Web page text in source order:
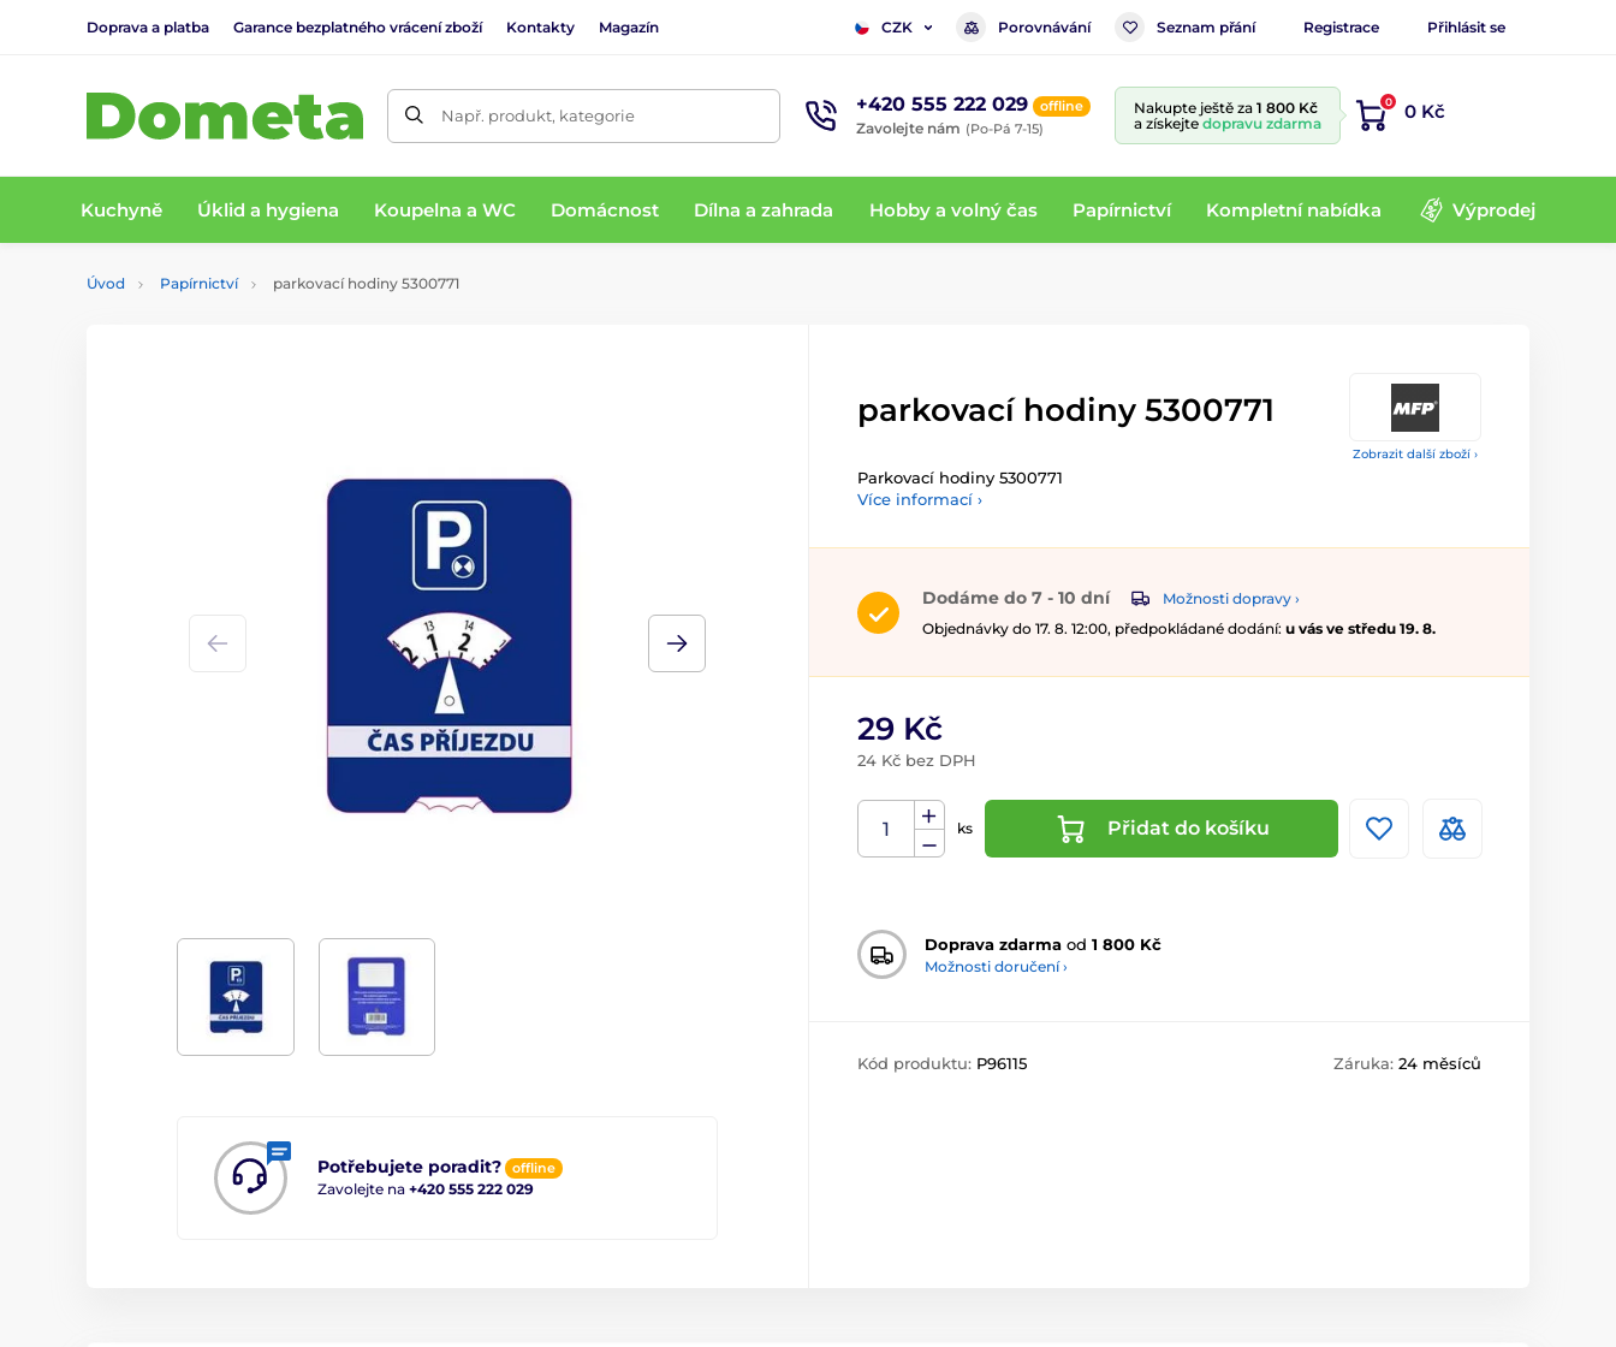
Doprava a platba Garance bezplatného vrácení zboží Kontakty Magazín CZK Porovnávání Seznam přání Registrace Přihlásit se
Např. produkt, kategorie +420 555 222 029 offline
Zavolejte nám (Po-Pá 7-15)
Nakupte ještě za 1 800 Kč
a získejte dopravu zdarma
0 0 Kč
Kuchyně Úklid a hygiena Koupelna a WC Domácnost Dílna a zahrada Hobby a volný čas Papírnictví Kompletní nabídka Výprodej
Úvod Papírnictví parkovací hodiny 5300771
Zobrazit další zboží ›
Potřebujete poradit? offline
Zavolejte na +420 555 222 029
parkovací hodiny 5300771
Parkovací hodiny 5300771
Více informací ›
Dodáme do 7 - 10 dní
Možnosti dopravy ›
Objednávky do 17. 8. 12:00, předpokládané dodání: u vás ve středu 19. 8.
29 Kč
24 Kč bez DPH
ks Přidat do košíku
Doprava zdarma od 1 800 Kč
Možnosti doručení ›
Kód produktu: P96115 Záruka: 24 měsíců